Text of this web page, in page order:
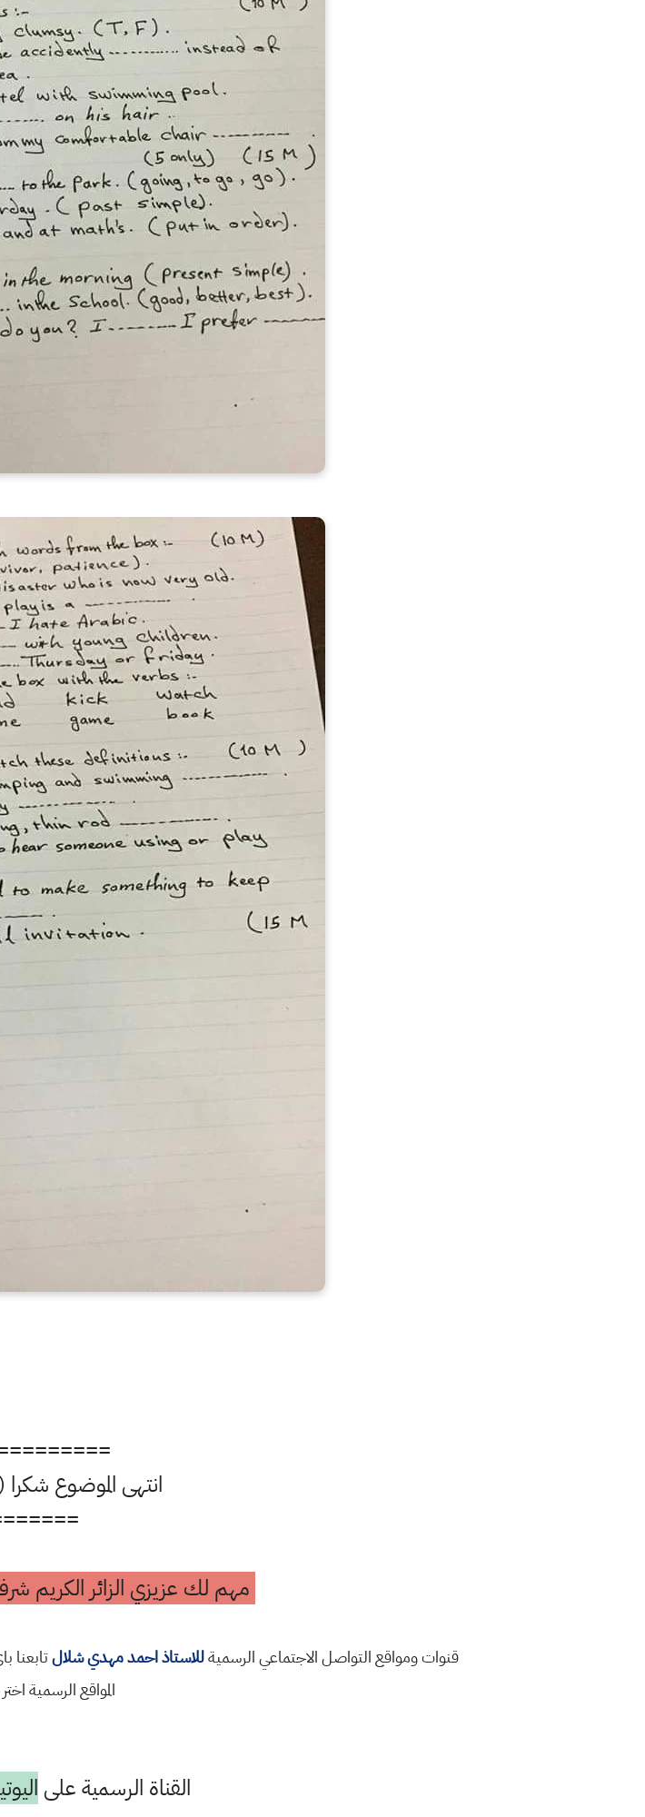
انتهى الموضوع
مهم لك عزيزي الزائر الكريم
قنوات ومواقع التواصل الاجتماعي الرسميةللاستاذ احمد مهدي شلالتابعنا
المواقع الرسمية
القناة الرسمية على